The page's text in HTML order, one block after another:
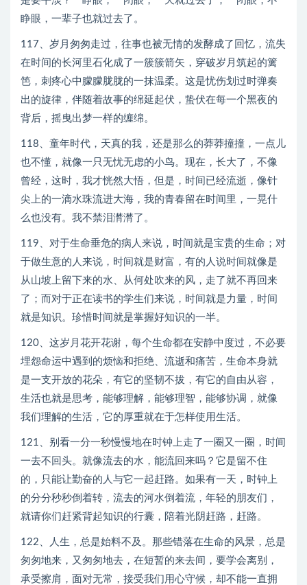
睁眼，一辈子也就过去了。
117、岁月匆匆走过，往事也被无情的发酵成了回忆，流失
在时间的长河里石化成了一簇簇箭矢，穿破岁月筑起的篱
笆，刺疼心中朦朦胧胧的一抹温柔。这是忧伤划过时弹奏
出的旋律，伴随着故事的绵延起伏，蛰伏在每一个黑夜的
背后，摇曳出梦一样的缠绵。
118、童年时代，天真的我，还是那么的莽莽撞撞，一点儿
也不懂，就像一只无忧无虑的小鸟。现在，长大了，不像
曾经，这时，我才恍然大悟，但是，时间已经流逝，像针
尖上的一滴水珠流进大海，我的青春留在时间里，一晃什
么也没有。我不禁泪潸潸了。
119、对于生命垂危的病人来说，时间就是宝贵的生命；对
于做生意的人来说，时间就是财富，有的人说时间就像是
从山坡上留下来的水、从何处吹来的风，走了就不再回来
了；而对于正在读书的学生们来说，时间就是力量，时间
就是知识。珍惜时间就是掌握好知识的一半。
120、这岁月花开花谢，每个生命都在安静中度过，不必要
埋怨命运中遇到的烦恼和拒绝、流逝和痛苦，生命本身就
是一支开放的花朵，有它的坚韧不拔，有它的自由从容，
生活也就是思考，能够理解，能够理智，能够协调，就像
我们理解的生活，它的厚重就在于怎样使用生活。
121、别看一分一秒慢慢地在时钟上走了一圈又一圈，时间
一去不回头。就像流去的水，能流回来吗？它是留不住
的，只能让勤奋的人与它一起赶路。如果有一天，时钟上
的分分秒秒倒着转，流去的河水倒着流，年轻的朋友们，
就请你们赶紧背起知识的行囊，陪着光阴赶路，赶路。
122、人生，总是始料不及。那些错落在生命的风景，总是
匆匆地来，又匆匆地去，在短暂的来去间，要学会离别，
承受擦肩，面对无常，接受我们用心守候，却不能一直拥